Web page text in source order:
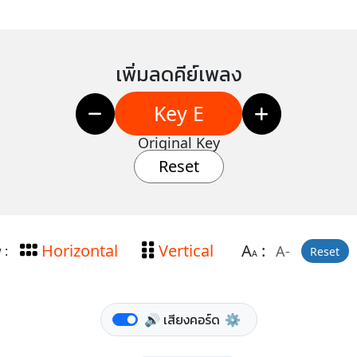
เพิ่มลดคีย์เพลง
Key E
Original Key
Reset
: Horizontal Vertical AA: A- Reset
🔊 เสียงคอร์ด ⚙️